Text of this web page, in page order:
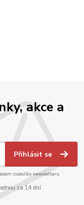
akce a
Přihlásit se
rozesílky newsletteru.
za 14 dní.